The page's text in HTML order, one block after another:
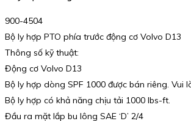
900-4504
Bộ ly hợp PTO phía trước động cơ Volvo D13
Thông số kỹ thuật:
Động cơ Volvo D13
Bộ ly hợp dòng SPF 1000 được bán riêng.
Bộ ly hợp có khả năng chịu tải 1000 lbs-ft.
Đầu ra mặt lắp bu lông SAE ‘D’ 2/4